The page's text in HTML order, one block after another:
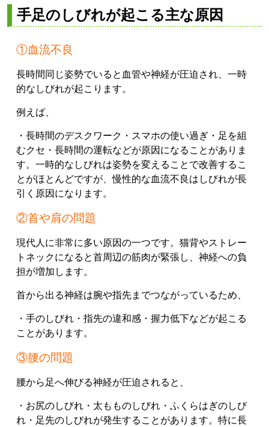
手足のしびれが起こる主な原因
①血流不良
長時間同じ姿勢でいると血管や神経が圧迫され、一時
的なしびれが起こります。
例えば、
・長時間のデスクワーク ・スマホの使い過ぎ ・足を組
むクセ ・長時間の運転などが原因になることがありま
す。 一時的なしびれは姿勢を変えることで改善するこ
とがほとんどですが、慢性的な血流不良はしびれが長
引く原因になります。
②首や肩の問題
現代人に非常に多い原因の一つです。 猫背やストレー
トネックになると首周辺の筋肉が緊張し、神経への負
担が増加します。
首から出る神経は腕や指先までつながっているため、
・手のしびれ ・指先の違和感 ・握力低下などが起こる
ことがあります。
③腰の問題
腰から足へ伸びる神経が圧迫されると、
・お尻のしびれ ・太もものしびれ ・ふくらはぎのしび
れ ・足先のしびれが発生することがあります。 特に長